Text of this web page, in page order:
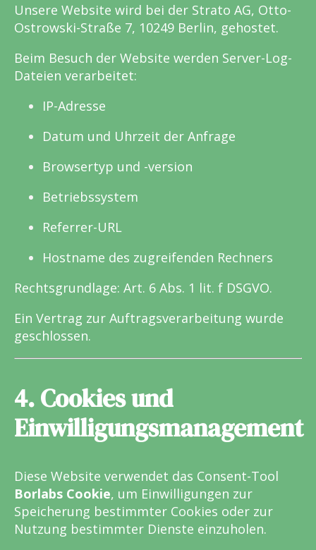
Unsere Website wird bei der Strato AG, Otto-
Ostrowski-Straße 7, 10249 Berlin, gehostet.
Beim Besuch der Website werden Server-Log-
Dateien verarbeitet:
IP-Adresse
Datum und Uhrzeit der Anfrage
Browsertyp und -version
Betriebssystem
Referrer-URL
Hostname des zugreifenden Rechners
Rechtsgrundlage: Art. 6 Abs. 1 lit. f DSGVO.
Ein Vertrag zur Auftragsverarbeitung wurde
geschlossen.
4. Cookies und
Einwilligungsmanagement
Diese Website verwendet das Consent-Tool
Borlabs Cookie, um Einwilligungen zur
Speicherung bestimmter Cookies oder zur
Nutzung bestimmter Dienste einzuholen.